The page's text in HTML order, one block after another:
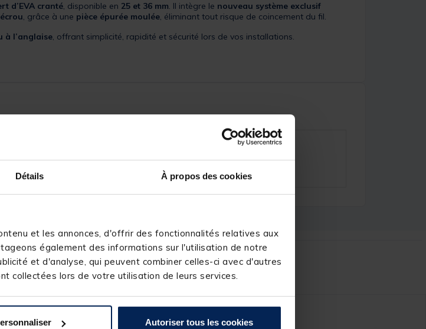
Détails À propos des cookies
et les annonces, d'offrir des fonctionnalités relatives aux
également des informations sur l'utilisation de notre
et d'analyse, qui peuvent combiner celles-ci avec d'autres
collectées lors de votre utilisation de leurs services.
Autoriser tous les cookies
d’EVA cranté, disponible en 25 et 36 mm. Il intègre le nouveau système exclusif
, grâce à une pièce épurée moulée, éliminant tout risque de coincement du fil.
à l’anglaise, offrant simplicité, rapidité et sécurité lors de vos installations.
vous intéresser :
NOUVEAU NOUVEAU